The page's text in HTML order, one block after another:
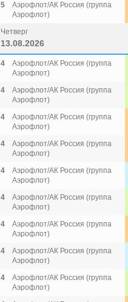
5
Аэрофлот/АК Россия (группа
Аэрофлот)
Четверг
13.08.2026
4
Аэрофлот/АК Россия (группа
Аэрофлот)
4
Аэрофлот/АК Россия (группа
Аэрофлот)
4
Аэрофлот/АК Россия (группа
Аэрофлот)
4
Аэрофлот/АК Россия (группа
Аэрофлот)
4
Аэрофлот/АК Россия (группа
Аэрофлот)
4
Аэрофлот/АК Россия (группа
Аэрофлот)
4
Аэрофлот/АК Россия (группа
Аэрофлот)
4
Аэрофлот/АК Россия (группа
Аэрофлот)
4
Аэрофлот/АК Россия (группа
Аэрофлот)